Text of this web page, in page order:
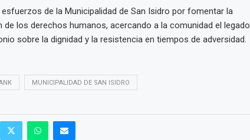
de la Municipalidad de San Isidro por fomentar la
los derechos humanos, acercando a la comunidad el legado
sobre la dignidad y la resistencia en tiempos de adversidad.
MUNICIPALIDAD DE SAN ISIDRO